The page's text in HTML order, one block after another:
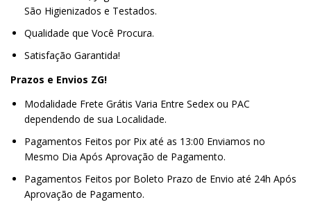
São Higienizados e Testados.
Qualidade que Você Procura.
Satisfação Garantida!
Prazos e Envios ZG!
Modalidade Frete Grátis Varia Entre Sedex ou PAC
dependendo de sua Localidade.
Pagamentos Feitos por Pix até as 13:00 Enviamos no
Mesmo Dia Após Aprovação de Pagamento.
Pagamentos Feitos por Boleto Prazo de Envio até 24h Após
Aprovação de Pagamento.